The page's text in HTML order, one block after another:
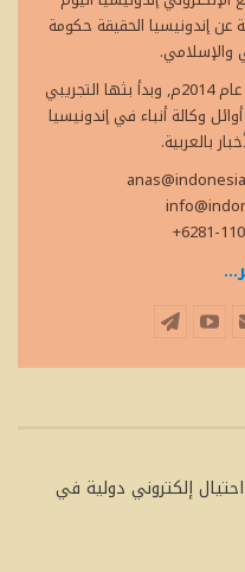
عن إندونيسيا الحقيقة حكومة
والإسلامي.
وتأسس إندونيسيا اليوم في 24 ابريل عام 2014م, وبدأ بثها التجريبي
من أوائل وكالة أنباء في إندونيسيا
بالعربية.
إلكتروني دولية في